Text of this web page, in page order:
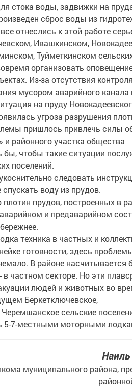
стока воды, задвижки на
сброс воды из
отнеслись к этой работе
Ивашкинском,
Туйметкинском
организовать
Из-за отсутствия
мусором аварийного канала
на пруду
угроза разрушения
пришлось привлечь силы
и районного участка общества
бы, чтобы такие ситуации
поселений.
следовать
воду из прудов.
прудов, построенных в
и предаварийном
техника в частных и
готовности, здесь
В районе насчитывается
в частном секторе. Но эти
людей и животных во
Беркетключевское,
сельские
5-7-местными моторными
муниципального района,